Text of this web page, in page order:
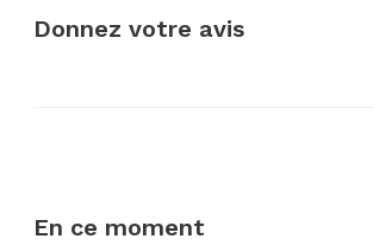
Donnez votre avis
En ce moment